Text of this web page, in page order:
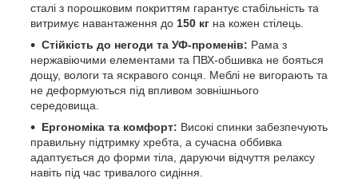
сталі з порошковим покриттям гарантує стабільність та
витримує навантаження до 150 кг на кожен стілець.
Стійкість до негоди та УФ-променів: Рама з
нержавіючими елементами та ПВХ-обшивка не бояться
дощу, вологи та яскравого сонця. Меблі не вигорають та
не деформуються під впливом зовнішнього
середовища.
Ергономіка та комфорт: Високі спинки забезпечують
правильну підтримку хребта, а сучасна оббивка
адаптується до форми тіла, даруючи відчуття релаксу
навіть під час тривалого сидіння.